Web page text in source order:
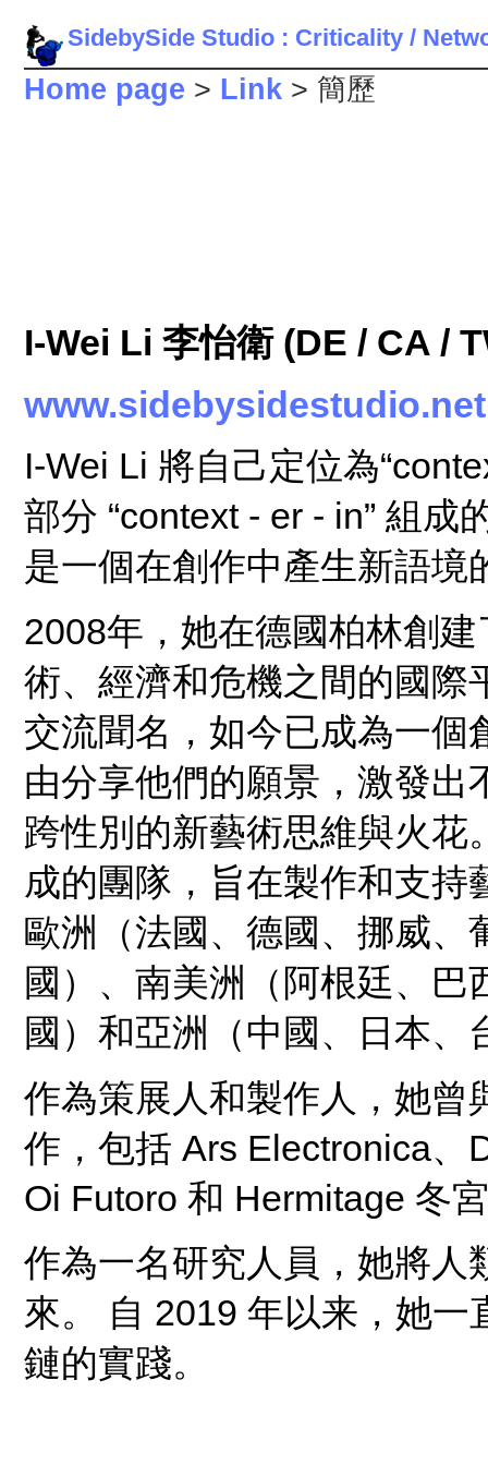
SidebySide Studio : Criticality /
Home page > Link> 簡歷
I-Wei Li 李怡衛 (DE / CA /
www.sidebysidestudio.net
I-Wei Li 將自己定位為
部分 “context - er - in” 組成
是一個在創作中產生新語境
2008年，她在德國柏林創
術、經濟和危機之間的國際
交流聞名，如今已成為一個
由分享他們的願景，激發出
跨性別的新藝術思維與火花
成的團隊，旨在製作和支
歐洲（法國、德國、挪威、
國）、南美洲（阿根廷、
國）和亞洲（中國、日本、
作為策展人和製作人，她曾
作，包括 Ars Electronica、
Oi Futoro 和 Hermitage 冬
作為一名研究人員，她將人
來。 自 2019 年以来，她
鏈的實踐。